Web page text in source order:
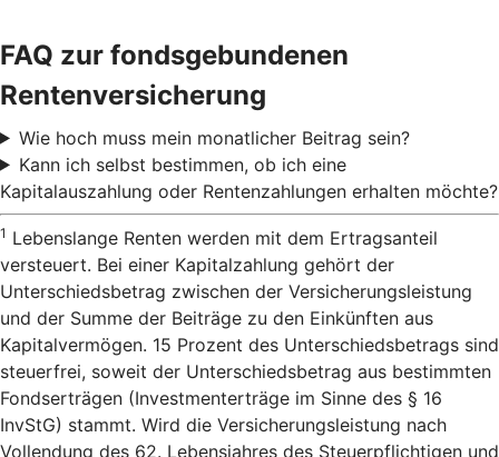
FAQ zur fondsgebundenen
Rentenversicherung
Wie hoch muss mein monatlicher Beitrag sein?
Kann ich selbst bestimmen, ob ich eine
Kapitalauszahlung oder Rentenzahlungen erhalten möchte?
1 Lebenslange Renten werden mit dem Ertragsanteil
versteuert. Bei einer Kapitalzahlung gehört der
Unterschiedsbetrag zwischen der Versicherungsleistung
und der Summe der Beiträge zu den Einkünften aus
Kapitalvermögen. 15 Prozent des Unterschiedsbetrags sind
steuerfrei, soweit der Unterschiedsbetrag aus bestimmten
Fondserträgen (Investmenterträge im Sinne des § 16
InvStG) stammt. Wird die Versicherungsleistung nach
Vollendung des 62. Lebensjahres des Steuerpflichtigen und